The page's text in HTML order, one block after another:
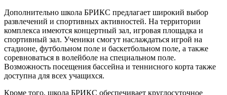
Дополнительно школа БРИКС предлагает широкий выбор
развлечений и спортивных активностей. На территории
комплекса имеются концертный зал, игровая площадка и
спортивный зал. Ученики смогут наслаждаться игрой на
стадионе, футбольном поле и баскетбольном поле, а также
соревноваться в волейболе на специальном поле.
Возможность посещения бассейна и теннисного корта также
доступна для всех учащихся.
Кроме того, школа БРИКС обеспечивает круглосуточное